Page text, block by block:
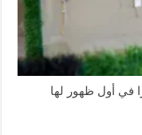
تشارك بأكثر من 120 صقرًا في أول ظهور لها